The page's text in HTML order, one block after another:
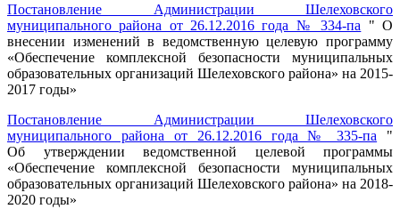
Постановление Администрации Шелеховского
муниципального района от 26.12.2016 года № 334-па " О
внесении изменений в ведомственную целевую программу
«Обеспечение комплексной безопасности муниципальных
образовательных организаций Шелеховского района» на 2015-
2017 годы»
Постановление Администрации Шелеховского
муниципального района от 26.12.2016 года № 335-па "
Об утверждении ведомственной целевой программы
«Обеспечение комплексной безопасности муниципальных
образовательных организаций Шелеховского района» на 2018-
2020 годы»